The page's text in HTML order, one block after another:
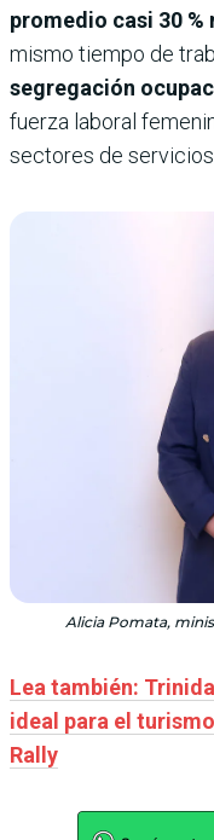
promedio casi 30 %
mismo tiempo de
segregación
fuerza laboral
sectores de
Alicia Pomata,
Lea también:
ideal para el
Rally